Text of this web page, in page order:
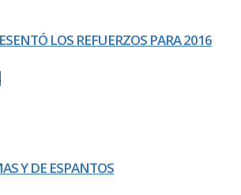
LOS REFUERZOS PARA 2016
Y DE ESPANTOS